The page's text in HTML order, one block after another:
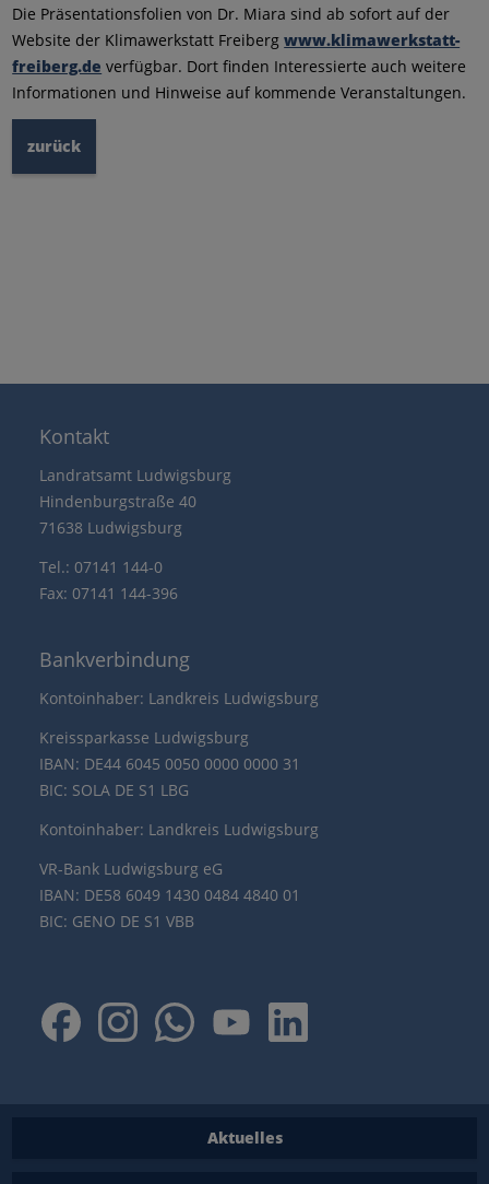
Die Präsentationsfolien von Dr. Miara sind ab sofort auf der
Website der Klimawerkstatt Freibergwww.klimawerkstatt-
freiberg.de verfügbar. Dort finden Interessierte auch weitere
Informationen und Hinweise auf kommende Veranstaltungen.
zurück
Kontakt
Landratsamt Ludwigsburg
Hindenburgstraße 40
71638 Ludwigsburg
Tel.: 07141 144-0
Fax: 07141 144-396
Bankverbindung
Kontoinhaber: Landkreis Ludwigsburg
Kreissparkasse Ludwigsburg
IBAN: DE44 6045 0050 0000 0000 31
BIC: SOLA DE S1 LBG
Kontoinhaber: Landkreis Ludwigsburg
VR-Bank Ludwigsburg eG
IBAN: DE58 6049 1430 0484 4840 01
BIC: GENO DE S1 VBB
Aktuelles